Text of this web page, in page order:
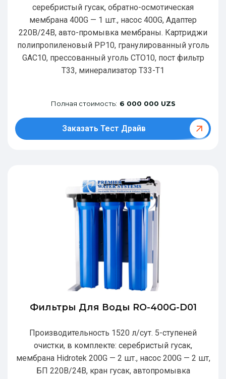
серебристый гусак, обратно-осмотическая
мембрана 400G — 1 шт., насос 400G, Адаптер
220В/24В, авто-промывка мембраны. Картриджи
полипропиленовый РР10, гранулированный уголь
GAC10, прессованный уголь CTO10, пост фильтр
T33, минерализатор Т33-Т1
Полная стоимость: 6 000 000 UZS
Заказать Тест Драйв
Фильтры Для Воды RO-400G-D01
Производительность 1520 л/сут. 5-ступеней
очистки, в комплекте: серебристый гусак,
мембрана Hidrotek 200G — 2 шт., насос 200G — 2 шт,
БП 220В/24В, кран гусак, автопромывка